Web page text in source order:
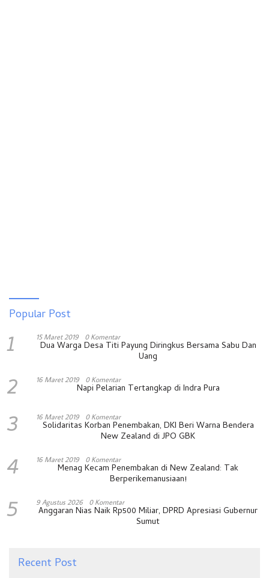
Popular Post
1 15 Maret 2019 0 Komentar
Dua Warga Desa Titi Payung Diringkus Bersama Sabu Dan
Uang
2 16 Maret 2019 0 Komentar
Napi Pelarian Tertangkap di Indra Pura
3 16 Maret 2019 0 Komentar
Solidaritas Korban Penembakan, DKI Beri Warna Bendera
New Zealand di JPO GBK
4 16 Maret 2019 0 Komentar
Menag Kecam Penembakan di New Zealand: Tak
Berperikemanusiaan!
5 9 Agustus 2026 0 Komentar
Anggaran Nias Naik Rp500 Miliar, DPRD Apresiasi Gubernur
Sumut
Recent Post